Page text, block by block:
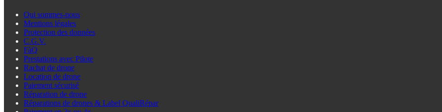
Qui sommes-nous
Mentions légales
Protection des données
C.G.V.
FàQ
Prestations avec Pilote
Rachat de drone
Location de drone
Paiement sécurisé
Réparation de drone
Réparations de drones & Label QualiRépar